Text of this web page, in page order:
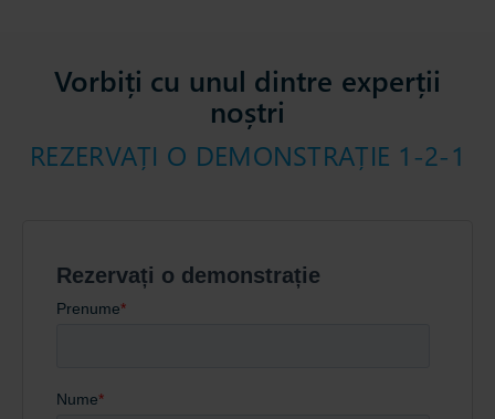
Vorbiți cu unul dintre experții
noștri
REZERVAȚI O DEMONSTRAȚIE 1-2-1